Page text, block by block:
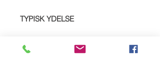
TYPISK YDELSE
630ps ved 7650 rpm
617 Nm ved 6550 o/min